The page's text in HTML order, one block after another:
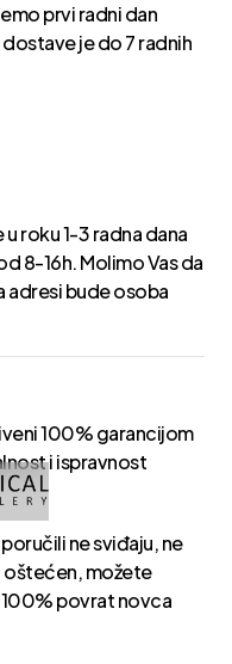
prvi radni dan
je do 7 radnih
roku 1-3 radna dana
8-16h. Molimo Vas da
adresi bude osoba
100% garancijom
i ispravnost
ne sviđaju, ne
oštećen, možete
povrat novca